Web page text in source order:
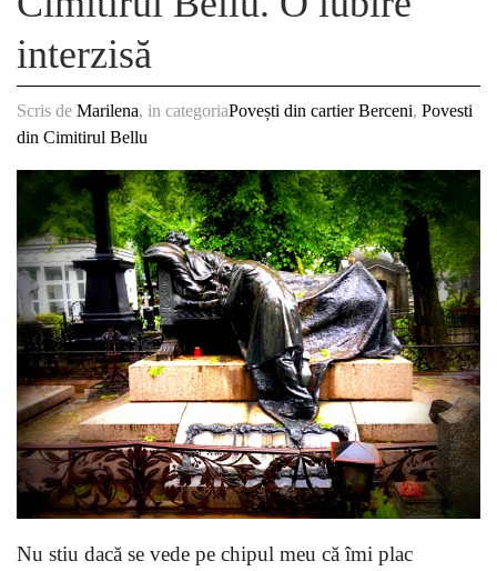
interzisă
Scris de Marilena, in categoriaPovești din cartier Berceni, Povesti
din Cimitirul Bellu
Nu stiu dacă se vede pe chipul meu că îmi plac